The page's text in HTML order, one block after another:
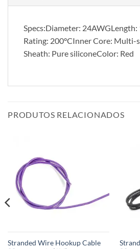
Specs:Diameter:
Rating: 200°CInner Core:
Sheath: Pure siliconeColor: Red
PRODUTOS RELACIONADOS
Stranded Wire Hookup Cable